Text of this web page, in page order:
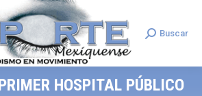
Search:
Buscar
HOSPITAL PÚBLICO